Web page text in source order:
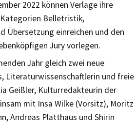
2022 können Verlage ihre
Belletristik,
Übersetzung einreichen und den
Jury vorlegen.
Jahr gleich zwei neue
Literaturwissenschaftlerin und freie
Geißler, Kulturredakteurin der
mit Insa Wilke (Vorsitz), Moritz
Andreas Platthaus und Shirin